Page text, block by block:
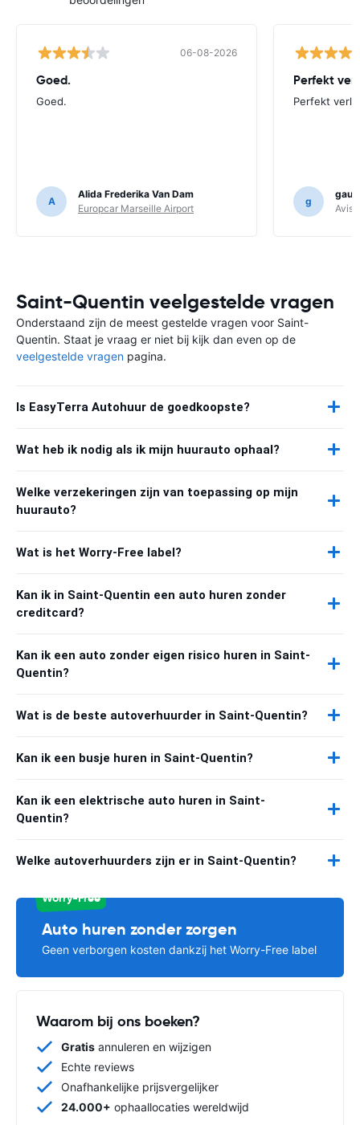
06-08-2026
Goed.
Goed.
A
Alida Frederika Van Dam
Europcar Marseille Airport
Perfekt
Perfekt
g
Avis
Saint-Quentin veelgestelde vragen
Onderstaand zijn de meest gestelde vragen voor Saint-
Quentin. Staat je vraag er niet bij kijk dan even op de
veelgestelde vragen pagina.
Is EasyTerra Autohuur de goedkoopste?
Wat heb ik nodig als ik mijn huurauto ophaal?
Welke verzekeringen zijn van toepassing op mijn
huurauto?
Wat is het Worry-Free label?
Kan ik in Saint-Quentin een auto huren zonder
creditcard?
Kan ik een auto zonder eigen risico huren in Saint-
Quentin?
Wat is de beste autoverhuurder in Saint-Quentin?
Kan ik een busje huren in Saint-Quentin?
Kan ik een elektrische auto huren in Saint-
Quentin?
Welke autoverhuurders zijn er in Saint-Quentin?
Worry-Free
Auto huren zonder zorgen
Geen verborgen kosten dankzij het Worry-Free label
Waarom bij ons boeken?
Gratis annuleren en wijzigen
Echte reviews
Onafhankelijke prijsvergelijker
24.000+ ophaallocaties wereldwijd